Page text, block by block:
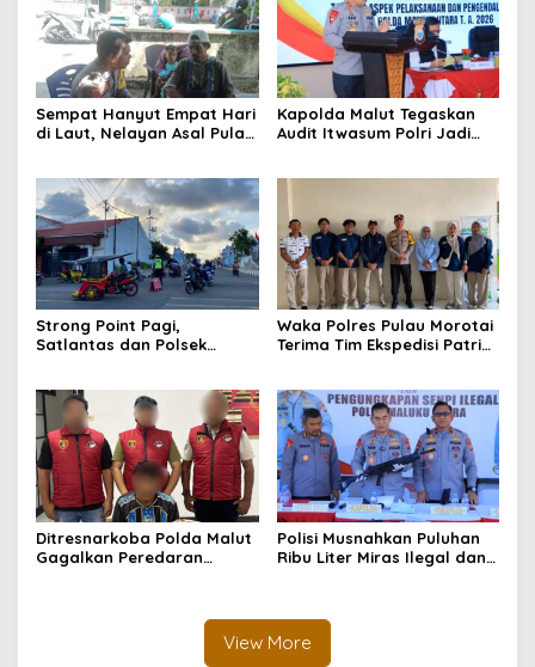
Sempat Hanyut Empat Hari
di Laut, Nelayan Asal Pulau
Utara
Kapolda Malut Tegaskan
Audit Itwasum Polri Jadi
Strong Point Pagi,
Satlantas dan Polsek
serta Keselamatan Berlalu
Lintas
Waka Polres Pulau Morotai
Terima Tim Ekspedisi Patriot
Wilayah Morotai
Ditresnarkoba Polda Malut
Gagalkan Peredaran
Polisi Musnahkan Puluhan
Ribu Liter Miras Ilegal dan
View More